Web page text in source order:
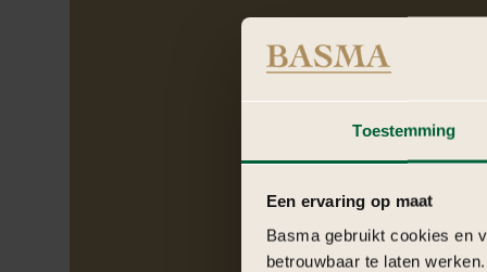
Toestemming
Een ervaring op maat
Basma gebruikt cookies en
betrouwbaar te laten
Deze filosofie brengt